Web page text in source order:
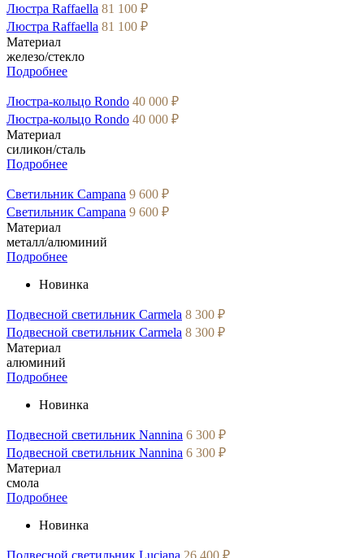
Люстра Raffaella 81 100 ₽
Люстра Raffaella 81 100 ₽
Материал
железо/стекло
Подробнее
Люстра-кольцо Rondo 40 000 ₽
Люстра-кольцо Rondo 40 000 ₽
Материал
силикон/сталь
Подробнее
Светильник Campana 9 600 ₽
Светильник Campana 9 600 ₽
Материал
металл/алюминий
Подробнее
Новинка
Подвесной светильник Carmela 8 300 ₽
Подвесной светильник Carmela 8 300 ₽
Материал
алюминий
Подробнее
Новинка
Подвесной светильник Nannina 6 300 ₽
Подвесной светильник Nannina 6 300 ₽
Материал
смола
Подробнее
Новинка
Подвесной светильник Luciana 26 400 ₽